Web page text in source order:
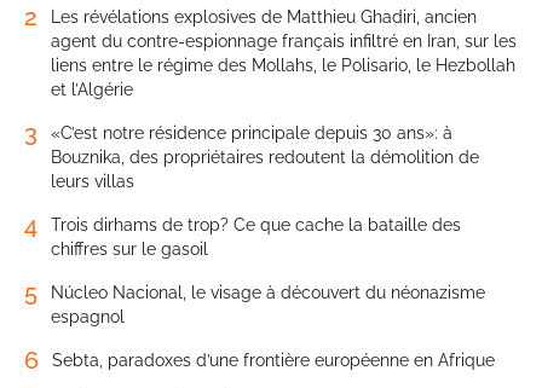
2
Les révélations explosives de Matthieu Ghadiri, ancien
agent du contre-espionnage français infiltré en Iran, sur les
liens entre le régime des Mollahs, le Polisario, le Hezbollah
et l’Algérie
3
«C’est notre résidence principale depuis 30 ans»: à
Bouznika, des propriétaires redoutent la démolition de
leurs villas
4
Trois dirhams de trop? Ce que cache la bataille des
chiffres sur le gasoil
5
Núcleo Nacional, le visage à découvert du néonazisme
espagnol
6 Sebta, paradoxes d’une frontière européenne en Afrique